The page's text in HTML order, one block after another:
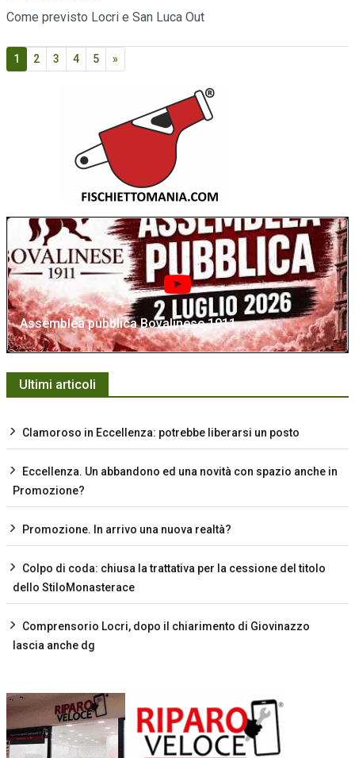
Come previsto Locri e San Luca Out
1 2 3 4 5 »
Assemblea pubblica Bovalinese 1911
Ultimi articoli
Clamoroso in Eccellenza: potrebbe liberarsi un posto
Eccellenza. Un abbandono ed una novità con spazio anche in
Promozione?
Promozione. In arrivo una nuova realtà?
Colpo di coda: chiusa la trattativa per la cessione del titolo
dello StiloMonasterace
Comprensorio Locri, dopo il chiarimento di Giovinazzo
lascia anche dg